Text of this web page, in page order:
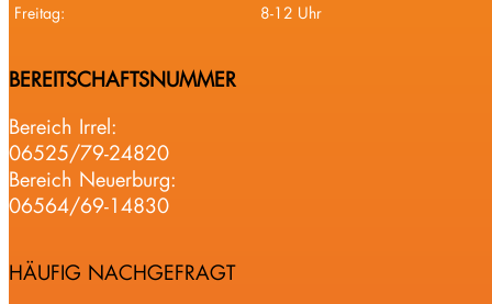
Freitag:
8-12 Uhr
BEREITSCHAFTSNUMMER
Bereich Irrel:
06525/79-24820
Bereich Neuerburg:
06564/69-14830
HÄUFIG NACHGEFRAGT